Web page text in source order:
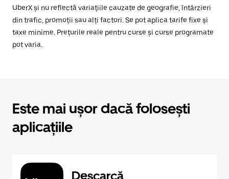
UberX și nu reflectă variațiile cauzate de geografie, întârzieri
din trafic, promoții sau alți factori. Se pot aplica tarife fixe și
taxe minime. Prețurile reale pentru curse și curse programate
pot varia.
Este mai ușor dacă folosești
aplicațiile
Descarcă